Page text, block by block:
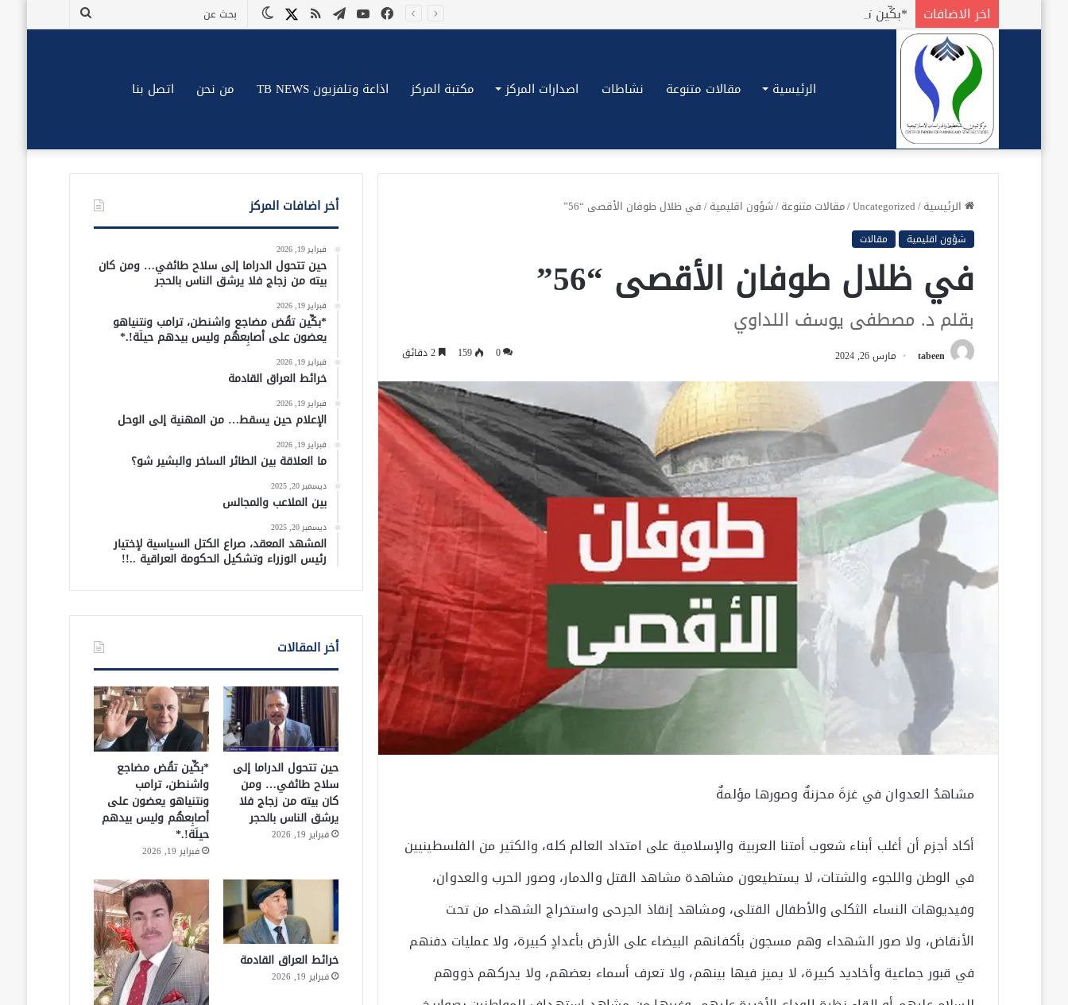
اخر الاضافات
بحث
الوضع X ملخص
تيلقراميوتيوب
فيسبوك
الرئيسية مقالات متنوعة نشاطات اصدارات المركز مكتبة المركز اذاعة وتلفزيون TB NEWS من نحن اتصل بنا
الرئيسية/
Uncategorized
/مقالات متنوعة/شؤون اقليمية/في ظلال طوفان الأقصى “56”
شؤون اقليمية مقالات
في ظلال طوفان الأقصى “56”
بقلم د. مصطفى يوسف اللداوي
tabeen مارس 26, 2024 0
159 2 دقائق
مشاهدُ العدوان في غزةَ محزنةٌ وصورها مؤلمةٌ
أكاد أجزم أن أغلب أبناء شعوب أمتنا العربية والإسلامية على امتداد العالم كله، والكثير من الفلسطينيين
في الوطن واللجوء والشتات، لا يستطيعون مشاهدة مشاهد القتل والدمار، وصور الحرب والعدوان،
وفيديوهات النساء الثكلى والأطفال القتلى، ومشاهد إنقاذ الجرحى واستخراج الشهداء من تحت
الأنقاض، ولا صور الشهداء وهم مسجون بأكفانهم البيضاء على الأرض بأعدادٍ كبيرة، ولا عمليات دفنهم
في قبور جماعية وأخاديد كبيرة، لا يميز فيها بينهم، ولا تعرف أسماء بعضهم، ولا يدركهم ذووهم
أخر اضافات المركز
فبراير 19, 2026
حين تتحول الدراما إلى سلاح طائفي… ومن كان
بيته من زجاج فلا يرشق الناس بالحجر
فبراير 19, 2026
*بكِّين تقُض مضاجع واشنطن، ترامب ونتنياهو
يعضون على أصابِعهُم وليس بيدهم حيلَة!.*
فبراير 19, 2026
خرائط العراق القادمة
فبراير 19, 2026
الإعلام حين يسقط… من المهنية إلى الوحل
فبراير 19, 2026
ما العلاقة بين الطائر الساخر والبشير شو؟
ديسمبر 20, 2025
بين الملاعب والمجالس
ديسمبر 20, 2025
المشهد المعقد، صراع الكتل السياسية لإختيار
رئيس الوزراء وتشكيل الحكومة العراقية ..!!
أخر المقالات
حين تتحول الدراما إلى
سلاح طائفي… ومن
كان بيته من زجاج فلا
يرشق الناس بالحجر
فبراير 19, 2026
*بكِّين تقُض مضاجع
واشنطن، ترامب
ونتنياهو يعضون على
أصابِعهُم وليس بيدهم
حيلَة!.*
فبراير 19, 2026
خرائط العراق القادمة
فبراير 19, 2026